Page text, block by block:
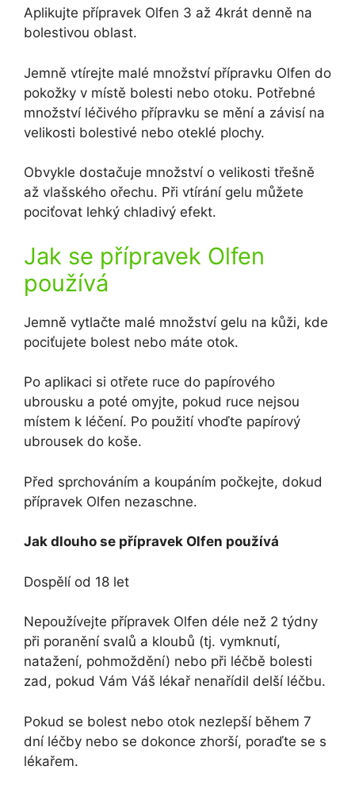
Aplikujte přípravek Olfen 3 až 4krát denně na
bolestivou oblast.
Jemně vtírejte malé množství přípravku Olfen do
pokožky v místě bolesti nebo otoku. Potřebné
množství léčivého přípravku se mění a závisí na
velikosti bolestivé nebo oteklé plochy.
Obvykle dostačuje množství o velikosti třešně
až vlašského ořechu. Při vtírání gelu můžete
pociťovat lehký chladivý efekt.
Jak se přípravek Olfen
používá
Jemně vytlačte malé množství gelu na kůži, kde
pociťujete bolest nebo máte otok.
Po aplikaci si otřete ruce do papírového
ubrousku a poté omyjte, pokud ruce nejsou
místem k léčení. Po použití vhoďte papírový
ubrousek do koše.
Před sprchováním a koupáním počkejte, dokud
přípravek Olfen nezaschne.
Jak dlouho se přípravek Olfen používá
Dospělí od 18 let
Nepoužívejte přípravek Olfen déle než 2 týdny
při poranění svalů a kloubů (tj. vymknutí,
natažení, pohmoždění) nebo při léčbě bolesti
zad, pokud Vám Váš lékař nenařídil delší léčbu.
Pokud se bolest nebo otok nezlepší během 7
dní léčby nebo se dokonce zhorší, poraďte se s
lékařem.